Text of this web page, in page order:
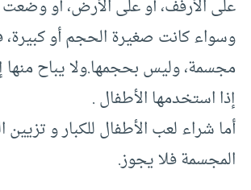
على الأرفف، أو على الأرض، أو وضعت
وسواء كانت صغيرة الحجم أو كبيرة،
مجسمة، وليس بحجمها.ولا يباح منها
إذا استخدمها الأطفال .
أما شراء لعب الأطفال للكبار و
المجسمة فلا يجوز.